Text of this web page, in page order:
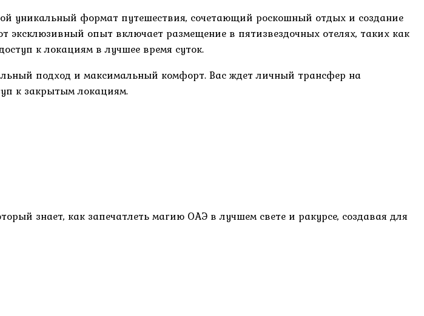
уникальный формат путешествия, сочетающий роскошный отдых и создание
опыт включает размещение в пятизвездочных отелях, таких как
к локациям в лучшее время суток.
подход и максимальный комфорт. Вас ждет личный трансфер на
к закрытым локациям.
знает, как запечатлеть магию ОАЭ в лучшем свете и ракурсе, создавая для